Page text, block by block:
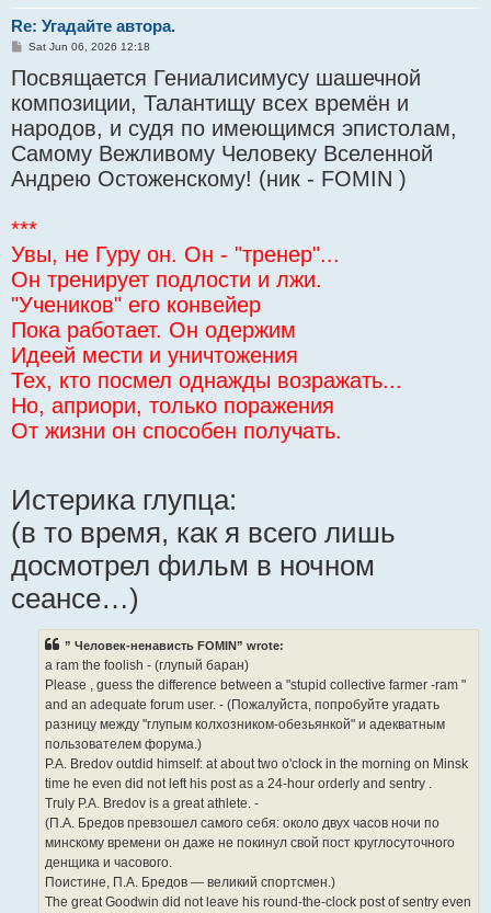
Re: Угадайте автора.
P
s
t
Sat Jun 06, 2026 12:18
Посвящается Гениалисимусу шашечной
композиции, Талантищу всех времён и
народов, и судя по имеющимся эпистолам,
Самому Вежливому Человеку Вселенной
Андрею Остоженскому! (ник - FOMIN )
***
Увы, не Гуру он. Он - "тренер"...
Он тренирует подлости и лжи.
"Учеников" его конвейер
Пока работает. Он одержим
Идеей мести и уничтожения
Тех, кто посмел однажды возражать...
Но, априори, только поражения
От жизни он способен получать.
Истерика глупца:
(в то время, как я всего лишь
досмотрел фильм в ночном
сеансе…)
” Человек-ненависть FOMIN” wrote:
a ram the foolish - (глупый баран)
Please , guess the difference between a "stupid collective farmer -ram "
and an adequate forum user. - (Пожалуйста, попробуйте угадать
разницу между "глупым колхозником-обезьянкой" и адекватным
пользователем форума.)
P.A. Bredov outdid himself: at about two o'clock in the morning on Minsk
time he even did not left his post as a 24-hour orderly and sentry .
Truly P.A. Bredov is a great athlete. -
(П.А. Бредов превзошел самого себя: около двух часов ночи по
минскому времени он даже не покинул свой пост круглосуточного
денщика и часового.
Поистине, П.А. Бредов — великий спортсмен.)
The great Goodwin did not leave his round-the-clock post of sentry even